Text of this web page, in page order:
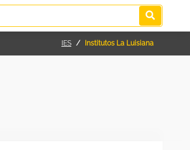
IES Institutos La Luisiana